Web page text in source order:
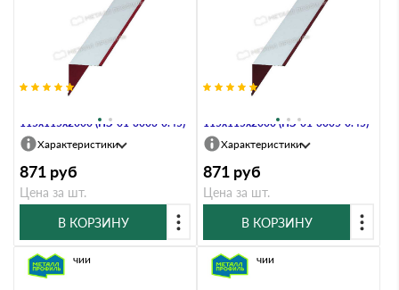
115х115х2000 (ПЭ-01-3003-0.45)
Характеристики
871 руб
Цена за шт.
В КОРЗИНУ
115х115х2000 (ПЭ-01-3005-0.45)
Характеристики
871 руб
Цена за шт.
В КОРЗИНУ
В наличии В наличии